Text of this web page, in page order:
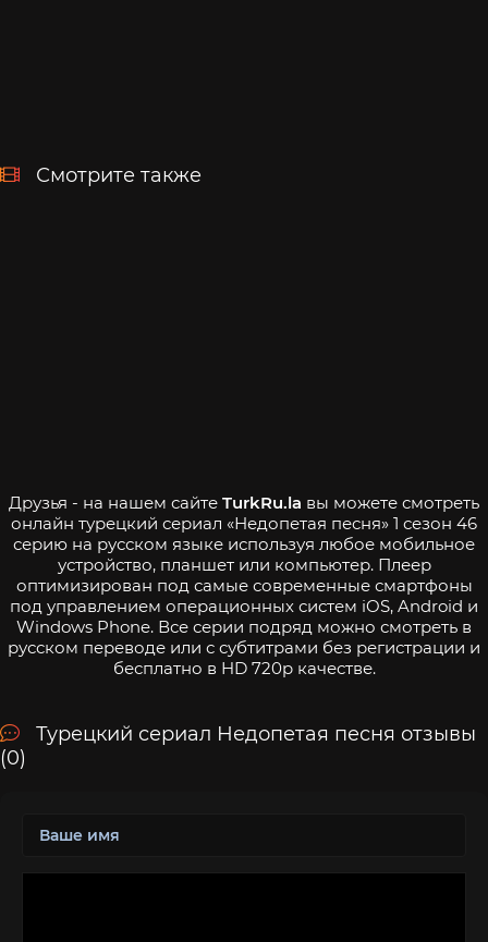
Смотрите также
Друзья - на нашем сайте TurkRu.la вы можете смотреть
онлайн турецкий сериал «Недопетая песня» 1 сезон 46
серию на русском языке используя любое мобильное
устройство, планшет или компьютер. Плеер
оптимизирован под самые современные смартфоны
под управлением операционных систем iOS, Android и
Windows Phone. Все серии подряд можно смотреть в
русском переводе или с субтитрами без регистрации и
бесплатно в HD 720p качестве.
Турецкий сериал Недопетая песня отзывы
(0)